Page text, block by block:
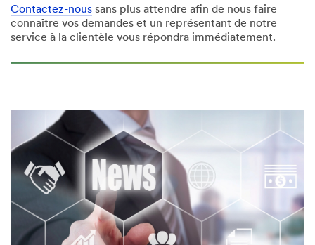
Contactez-nous sans plus attendre afin de nous faire
connaître vos demandes et un représentant de notre
service à la clientèle vous répondra immédiatement.